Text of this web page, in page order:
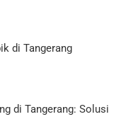
di Tangerang
di Tangerang: Solusi